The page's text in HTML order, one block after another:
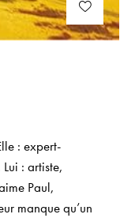
: expert-
: artiste,
Paul,
manque qu’un